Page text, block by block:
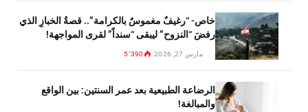
خاص- “رغيفٌ مغموسٌ بالكرامة”.. قصةُ الخبازِ الذي
رفضَ “النزوح” ليبقى “سنداً” لقرى المواجهة!
مارس 27, 2026 5٬390
الرضاعة الطبيعية بعد عمر السنتين: بين الواقع
والمبالغة!